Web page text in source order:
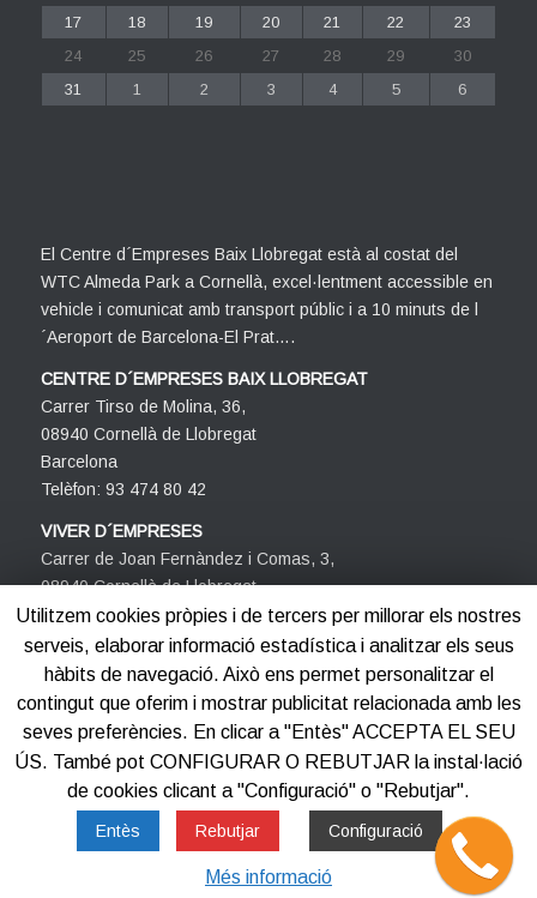
17
18 19 20 21 22
23
24
25 26 27 28 29
30
31
1 2 3 4 5 6
El Centre d´Empreses Baix Llobregat està al costat del
WTC Almeda Park a Cornellà, excel·lentment accessible en
vehicle i comunicat amb transport públic i a 10 minuts de l
´Aeroport de Barcelona-El Prat….
CENTRE D´EMPRESES BAIX LLOBREGAT
Carrer Tirso de Molina, 36,
08940 Cornellà de Llobregat
Barcelona
Telèfon: 93 474 80 42
VIVER D´EMPRESES
Carrer de Joan Fernàndez i Comas, 3,
08940 Cornellà de Llobregat
Barcelona
Telèfon: 93 474 80 42
©2012-2025 Centre d'Empreses PROCORNELLÀ
Política de privacitat Política de cookies
Utilitzem cookies pròpies i de tercers per millorar els nostres
serveis, elaborar informació estadística i analitzar els seus
hàbits de navegació. Això ens permet personalitzar el
contingut que oferim i mostrar publicitat relacionada amb les
seves preferències. En clicar a "Entès" ACCEPTA EL SEU
ÚS. També pot CONFIGURAR O REBUTJAR la instal·lació
de cookies clicant a "Configuració" o "Rebutjar".
Entès Rebutjar Configuració
Més informació